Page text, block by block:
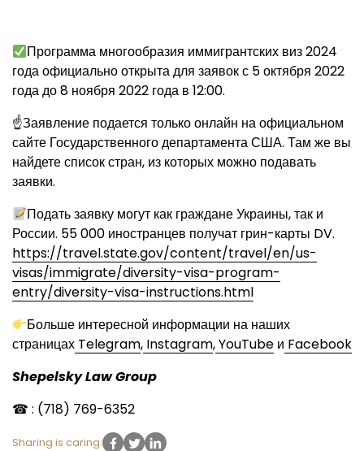
Программа многообразия иммигрантских виз 2024
года официально открыта для заявок с 5 октября 2022
года до 8 ноября 2022 года в 12:00.
☝Заявление подается только онлайн на официальном
сайте Государственного департамента США. Там же вы
найдете список стран, из которых можно подавать
заявки.
Подать заявку могут как граждане Украины, так и
России. 55 000 иностранцев получат грин-карты DV.
https://travel.state.gov/content/travel/en/us-
visas/immigrate/diversity-visa-program-
entry/diversity-visa-instructions.html
Больше интересной информации на наших
страницах Telegram, Instagram,YouTube и Facebook
Shepelsky Law Group
☎ : (718) 769-6352
Sharing is caring: